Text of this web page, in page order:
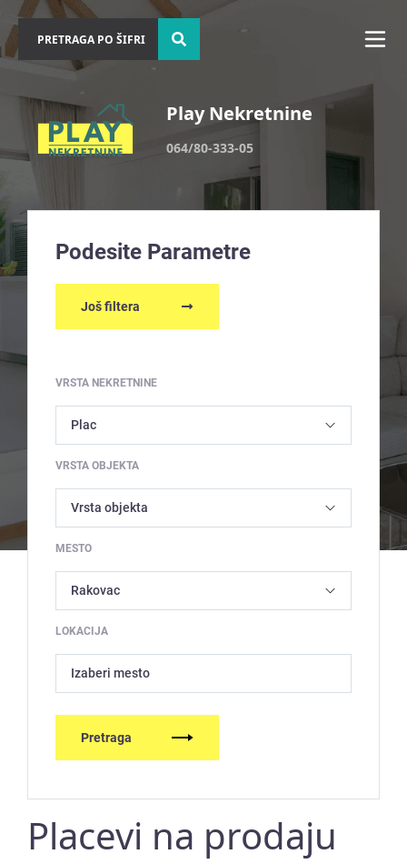
Play Nekretnine
064/80-333-05
Podesite Parametre
Još filtera
VRSTA NEKRETNINE
VRSTA OBJEKTA
MESTO
LOKACIJA
Izaberi mesto
Pretraga
Placevi na prodaju